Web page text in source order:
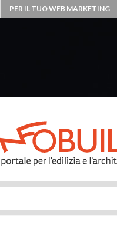
PER IL TUO WEB MARKETING